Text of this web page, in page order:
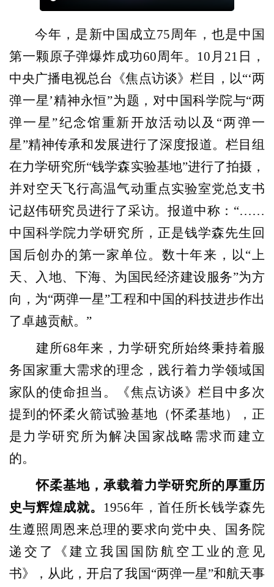
今年，是新中国成立75周年，也是中国
第一颗原子弹爆炸成功60周年。10月21日，
中央广播电视总台《焦点访谈》栏目，以“‘两
弹一星’精神永恒”为题，对中国科学院与“两
弹一星”纪念馆重新开放活动以及“两弹一
星”精神传承和发展进行了深度报道。栏目组
在力学研究所“钱学森实验基地”进行了拍摄，
并对空天飞行高温气动重点实验室党总支书
记赵伟研究员进行了采访。报道中称：“……
中国科学院力学研究所，正是钱学森先生回
国后创办的第一家单位。数十年来，以“上
天、入地、下海、为国民经济建设服务”为方
向，为“两弹一星”工程和中国的科技进步作出
了卓越贡献。”
建所68年来，力学研究所始终秉持着服
务国家重大需求的理念，践行着力学领域国
家队的使命担当。《焦点访谈》栏目中多次
提到的怀柔火箭试验基地（怀柔基地），正
是力学研究所为解决国家战略需求而建立
的。
怀柔基地，承载着力学研究所的厚重历
史与辉煌成就。 1956年，首任所长钱学森先
生遵照周恩来总理的要求向党中央、国务院
递交了《建立我国国防航空工业的意见
书》，从此，开启了我国“两弹一星”和航天事